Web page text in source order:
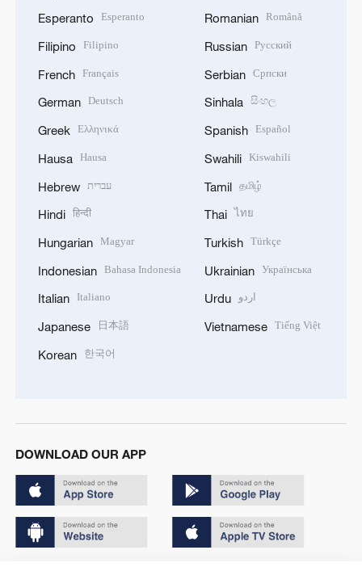
Esperanto Esperanto
Filipino Filipino
French Français
German Deutsch
Greek Ελληνικά
Hausa Hausa
Hebrew עברית
Hindi हिन्दी
Hungarian Magyar
Indonesian Bahasa Indonesia
Italian Italiano
Japanese 日本語
Korean 한국어
Romanian Română
Russian Русский
Serbian Српски
Sinhala සිංහල
Spanish Español
Swahili Kiswahili
Tamil தமிழ்
Thai ไทย
Turkish Türkçe
Ukrainian Українська
Urdu اردو
Vietnamese Tiếng Việt
DOWNLOAD OUR APP